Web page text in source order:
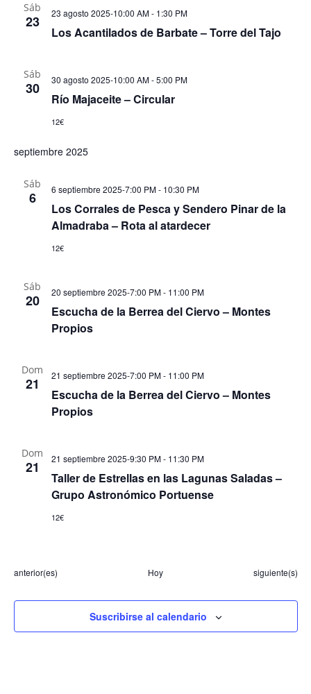
Sáb
23 23 agosto 2025-10:00 AM- 1:30 PM
Los Acantilados de Barbate – Torre del Tajo
Sáb
30 30 agosto 2025-10:00 AM-5:00 PM
Río Majaceite – Circular
12€
septiembre 2025
Sáb
6 6 septiembre 2025-7:00 PM- 10:30 PM
Los Corrales de Pesca y Sendero Pinar de la
Almadraba – Rota al atardecer
12€
Sáb
20 20 septiembre 2025-7:00 PM- 11:00 PM
Escucha de la Berrea del Ciervo – Montes
Propios
Dom
21 21 septiembre 2025-7:00 PM- 11:00 PM
Escucha de la Berrea del Ciervo – Montes
Propios
Dom
21 21 septiembre 2025-9:30 PM- 11:30 PM
Taller de Estrellas en las Lagunas Saladas –
Grupo Astronómico Portuense
12€
Eventos
anterior(es) Hoy Eventos
siguiente(s)
Suscribirse al calendario